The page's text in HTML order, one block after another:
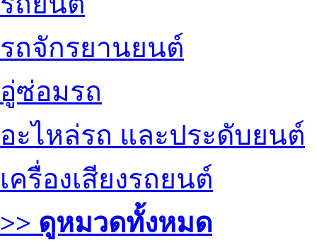
รถจักรยานยนต์
อู่ซ่อมรถ
อะไหล่รถ และประดับยนต์
เครื่องเสียงรถยนต์
>> ดูหมวดทั้งหมด